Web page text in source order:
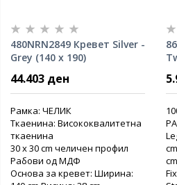
480NRN2849 Кревет Silver -
Grey (140 x 190)
44.403 ден
Рамка: ЧЕЛИК
Ткаенина: Висококвалитетна
ткаенина
30 x 30 cm челичен профил
Рабови од МДФ
Основа за кревет: Ширина: